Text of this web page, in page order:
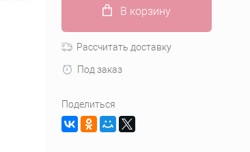
В корзину
Рассчитать доставку
Под заказ
Поделиться